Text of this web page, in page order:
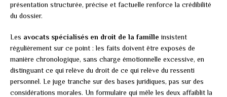
présentation structurée, précise et factuelle renforce la crédibilité
du dossier.
Les avocats spécialisés en droit de la famille insistent
régulièrement sur ce point : les faits doivent être exposés de
manière chronologique, sans charge émotionnelle excessive, en
distinguant ce qui relève du droit de ce qui relève du ressenti
personnel. Le juge tranche sur des bases juridiques, pas sur des
considérations morales. Un formulaire qui mêle les deux affaiblit la